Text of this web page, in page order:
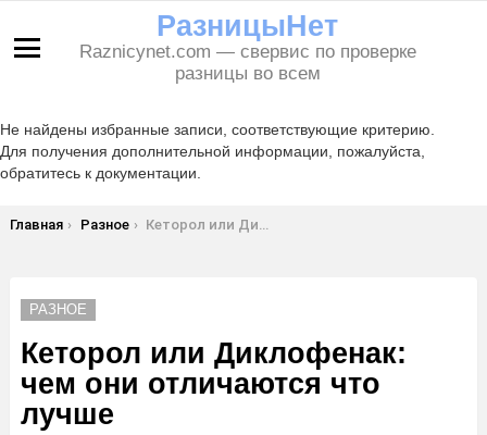
РазницыНет
Raznicynet.com — свервис по проверке
разницы во всем
Не найдены избранные записи, соответствующие критерию.
Для получения дополнительной информации, пожалуйста,
обратитесь к документации.
Вы здесь:
Главная Разное Кеторол или Диклофенак: чем они отличаются что лучше
РАЗНОЕ
Кеторол или Диклофенак:
чем они отличаются что
лучше